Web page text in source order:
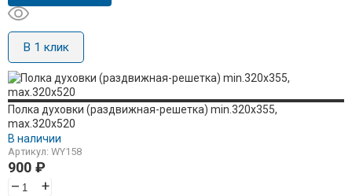
В 1 клик
Полка духовки (раздвижная-решетка) min.320x355,
max.320x520
В наличии
Артикул: WY158
900 ₽
–
+